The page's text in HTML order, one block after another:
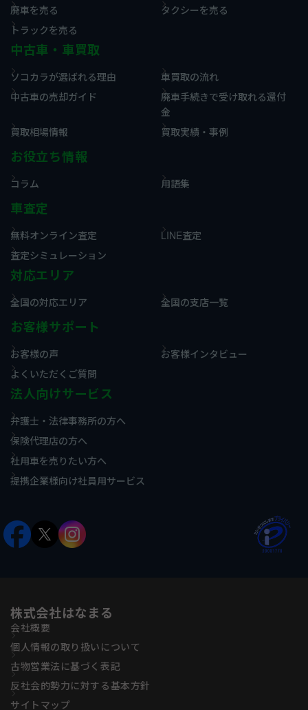
廃車を売る
タクシーを売る
トラックを売る
中古車・車買取
ソコカラが選ばれる理由
車買取の流れ
中古車の売却ガイド
廃車手続きで受け取れる還付
金
買取相場情報
買取実績・事例
お役立ち情報
コラム 用語集
車査定
無料オンライン査定
LINE査定
査定シミュレーション
対応エリア
全国の対応エリア 全国の支店一覧
お客様サポート
お客様の声
お客様インタビュー
よくいただくご質問
法人向けサービス
弁護士・法律事務所の方へ
保険代理店の方へ
社用車を売りたい方へ
提携企業様向け社員用サービス
株式会社はなまる
会社概要
個人情報の取り扱いについて
古物営業法に基づく表記
反社会的勢力に対する基本方針
サイトマップ